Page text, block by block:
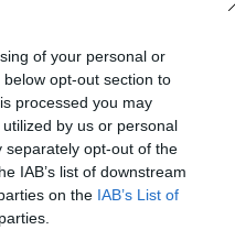
of your personal or
opt-out section to
processed you may
by us or personal
separately opt-out of the
IAB’s list of downstream
on the IAB’s List of
Κεντρικό...
Κεντρικό
06/08/2026